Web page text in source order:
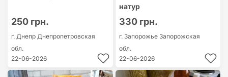
250 грн.
г. Днепр Днепропетровская
обл.
22-06-2026
натур
330 грн.
г. Запорожье Запорожская
обл.
22-06-2026